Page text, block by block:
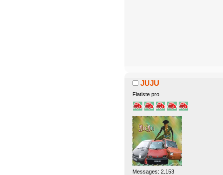
JUJU
Fiatiste pro
Messages: 2.153